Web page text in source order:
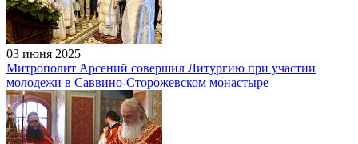
03 июня 2025
Митрополит Арсений совершил Литургию при участии
молодежи в Саввино-Сторожевском монастыре